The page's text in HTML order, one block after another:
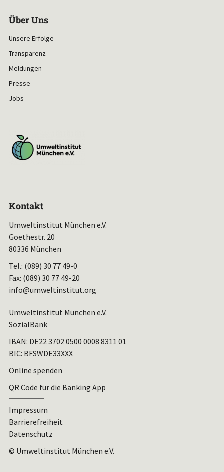
Über Uns
Unsere Erfolge
Transparenz
Meldungen
Presse
Jobs
Kontakt
Umweltinstitut München e.V.
Goethestr. 20
80336 München
Tel.: (089) 30 77 49-0
Fax: (089) 30 77 49-20
info@umweltinstitut.org
Umweltinstitut München e.V.
SozialBank
IBAN: DE22 3702 0500 0008 8311 01
BIC: BFSWDE33XXX
Online spenden
QR Code für die Banking App
Impressum
Barrierefreiheit
Datenschutz
© Umweltinstitut München e.V.